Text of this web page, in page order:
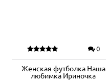
0
Женская футболка Наша
любимка Ириночка